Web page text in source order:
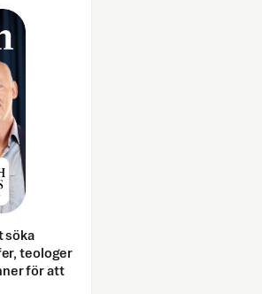
söka
teologer
för att